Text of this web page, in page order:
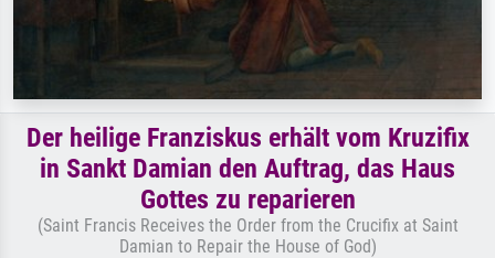
Der heilige Franziskus erhält vom Kruzifix
in Sankt Damian den Auftrag, das Haus
Gottes zu reparieren
(Saint Francis Receives the Order from the Crucifix at Saint
Damian to Repair the House of God)